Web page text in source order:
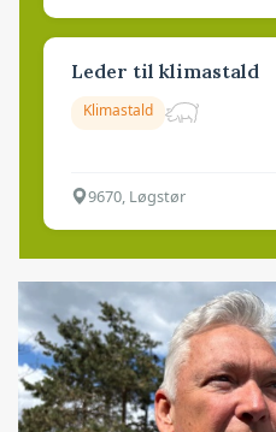
Leder til klimastald
Klimastald
9670, Løgstør